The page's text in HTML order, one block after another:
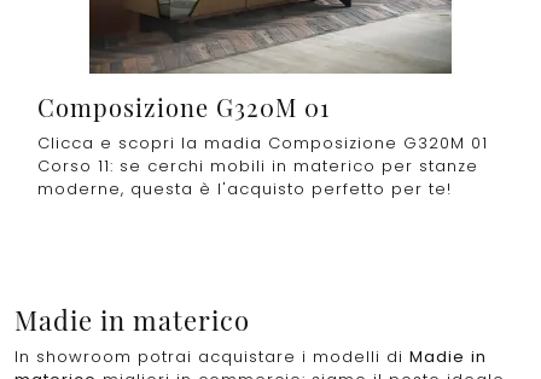
Composizione G320M 01
Clicca e scopri la madia Composizione G320M 01
Corso 11: se cerchi mobili in materico per stanze
moderne, questa è l'acquisto perfetto per te!
Madie in materico
In showroom potrai acquistare i modelli di Madie in